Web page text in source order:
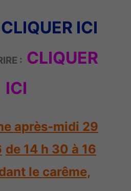
CLIQUER ICI
: CLIQUER
ICI
après-midi 29
de 14 h 30 à 16
le carême,